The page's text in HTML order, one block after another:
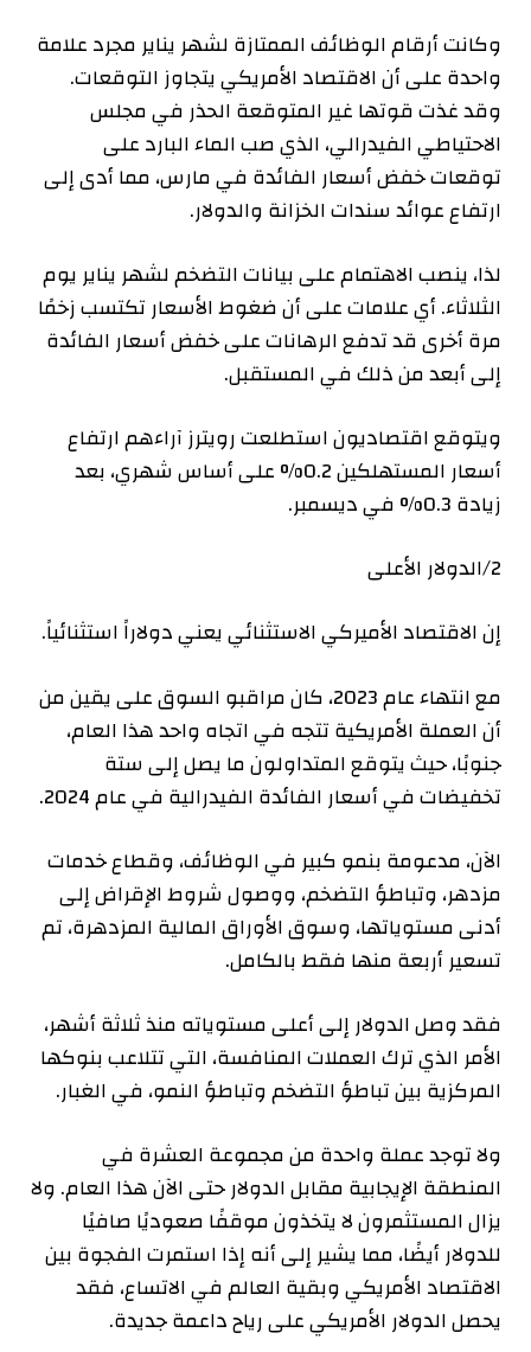
وكانت أرقام الوظائف الممتازة لشهر يناير مجرد علامة
واحدة على أن الاقتصاد الأمريكي يتجاوز التوقعات.
وقد غذت قوتها غير المتوقعة الحذر في مجلس
الاحتياطي الفيدرالي، الذي صب الماء البارد على
توقعات خفض أسعار الفائدة في مارس، مما أدى إلى
ارتفاع عوائد سندات الخزانة والدولار.
لذا، ينصب الاهتمام على بيانات التضخم لشهر يناير يوم
الثلاثاء. أي علامات على أن ضغوط الأسعار تكتسب زخمًا
مرة أخرى قد تدفع الرهانات على خفض أسعار الفائدة
إلى أبعد من ذلك في المستقبل.
ويتوقع اقتصاديون استطلعت رويترز آراءهم ارتفاع
أسعار المستهلكين 0.2% على أساس شهري، بعد
زيادة 0.3% في ديسمبر.
2/الدولار الأعلى
إن الاقتصاد الأميركي الاستثنائي يعني دولاراً استثنائياً.
مع انتهاء عام 2023، كان مراقبو السوق على يقين من
أن العملة الأمريكية تتجه في اتجاه واحد هذا العام،
جنوبًا، حيث يتوقع المتداولون ما يصل إلى ستة
تخفيضات في أسعار الفائدة الفيدرالية في عام 2024.
الآن، مدعومة بنمو كبير في الوظائف، وقطاع خدمات
مزدهر، وتباطؤ التضخم، ووصول شروط الإقراض إلى
أدنى مستوياتها، وسوق الأوراق المالية المزدهرة، تم
تسعير أربعة منها فقط بالكامل.
فقد وصل الدولار إلى أعلى مستوياته منذ ثلاثة أشهر،
الأمر الذي ترك العملات المنافسة، التي تتلاعب بنوكها
المركزية بين تباطؤ التضخم وتباطؤ النمو، في الغبار.
ولا توجد عملة واحدة من مجموعة العشرة في
المنطقة الإيجابية مقابل الدولار حتى الآن هذا العام. ولا
يزال المستثمرون لا يتخذون موقفًا صعوديًا صافيًا
للدولار أيضًا، مما يشير إلى أنه إذا استمرت الفجوة بين
الاقتصاد الأمريكي وبقية العالم في الاتساع، فقد
يحصل الدولار الأمريكي على رياح داعمة جديدة.